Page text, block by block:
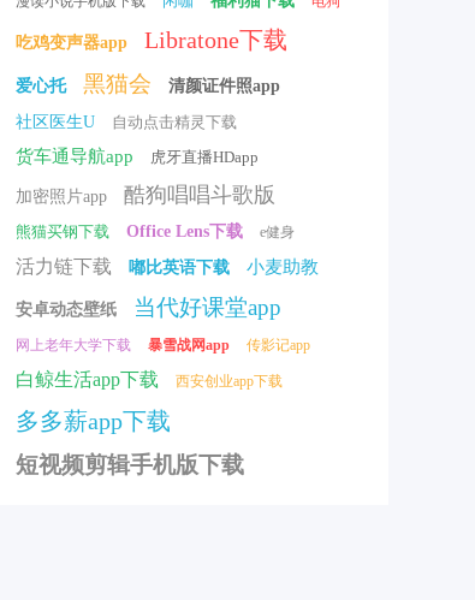
吃鸡变声器app Libratone下载
爱心托 黑猫会
清颜证件照app
社区医生U
自动点击精灵下载
货车通导航app 虎牙直播HDapp
加密照片app 酷狗唱唱斗歌版
熊猫买钢下载 Office Lens下载 e健身
活力链下载 嘟比英语下载 小麦助教
安卓动态壁纸 当代好课堂app
网上老年大学下载 暴雪战网app 传影记app
白鲸生活app下载 西安创业app下载
多多薪app下载
短视频剪辑手机版下载